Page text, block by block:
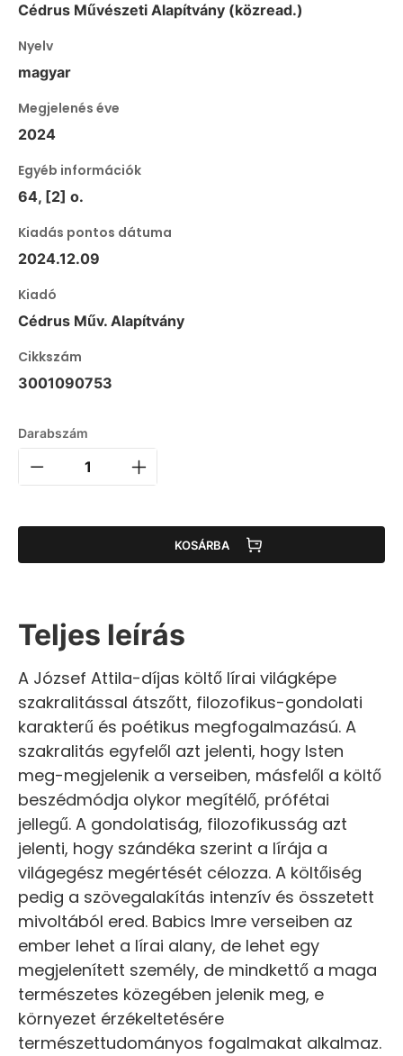
Cédrus Művészeti Alapítvány (közread.)
Nyelv
magyar
Megjelenés éve
2024
Egyéb információk
64, [2] o.
Kiadás pontos dátuma
2024.12.09
Kiadó
Cédrus Műv. Alapítvány
Cikkszám
3001090753
Darabszám
KOSÁRBA
Teljes leírás
A József Attila-díjas költő lírai világképe
szakralitással átszőtt, filozofikus-gondolati
karakterű és poétikus megfogalmazású. A
szakralitás egyfelől azt jelenti, hogy Isten
meg-megjelenik a verseiben, másfelől a költő
beszédmódja olykor megítélő, prófétai
jellegű. A gondolatiság, filozofikusság azt
jelenti, hogy szándéka szerint a lírája a
világegész megértését célozza. A költőiség
pedig a szövegalakítás intenzív és összetett
mivoltából ered. Babics Imre verseiben az
ember lehet a lírai alany, de lehet egy
megjelenített személy, de mindkettő a maga
természetes közegében jelenik meg, e
környezet érzékeltetésére
természettudományos fogalmakat alkalmaz.